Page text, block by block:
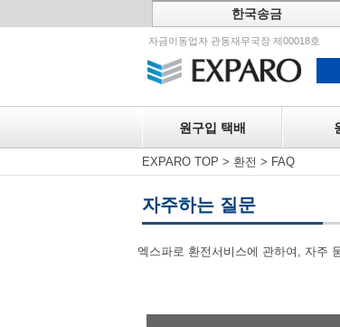
한국송금
자금이동업자 관동재무국장 제00018호
원구입 택배
EXPARO TOP > 환전 > FAQ
자주하는 질문
엑스파로 환전서비스에 관하여, 자주